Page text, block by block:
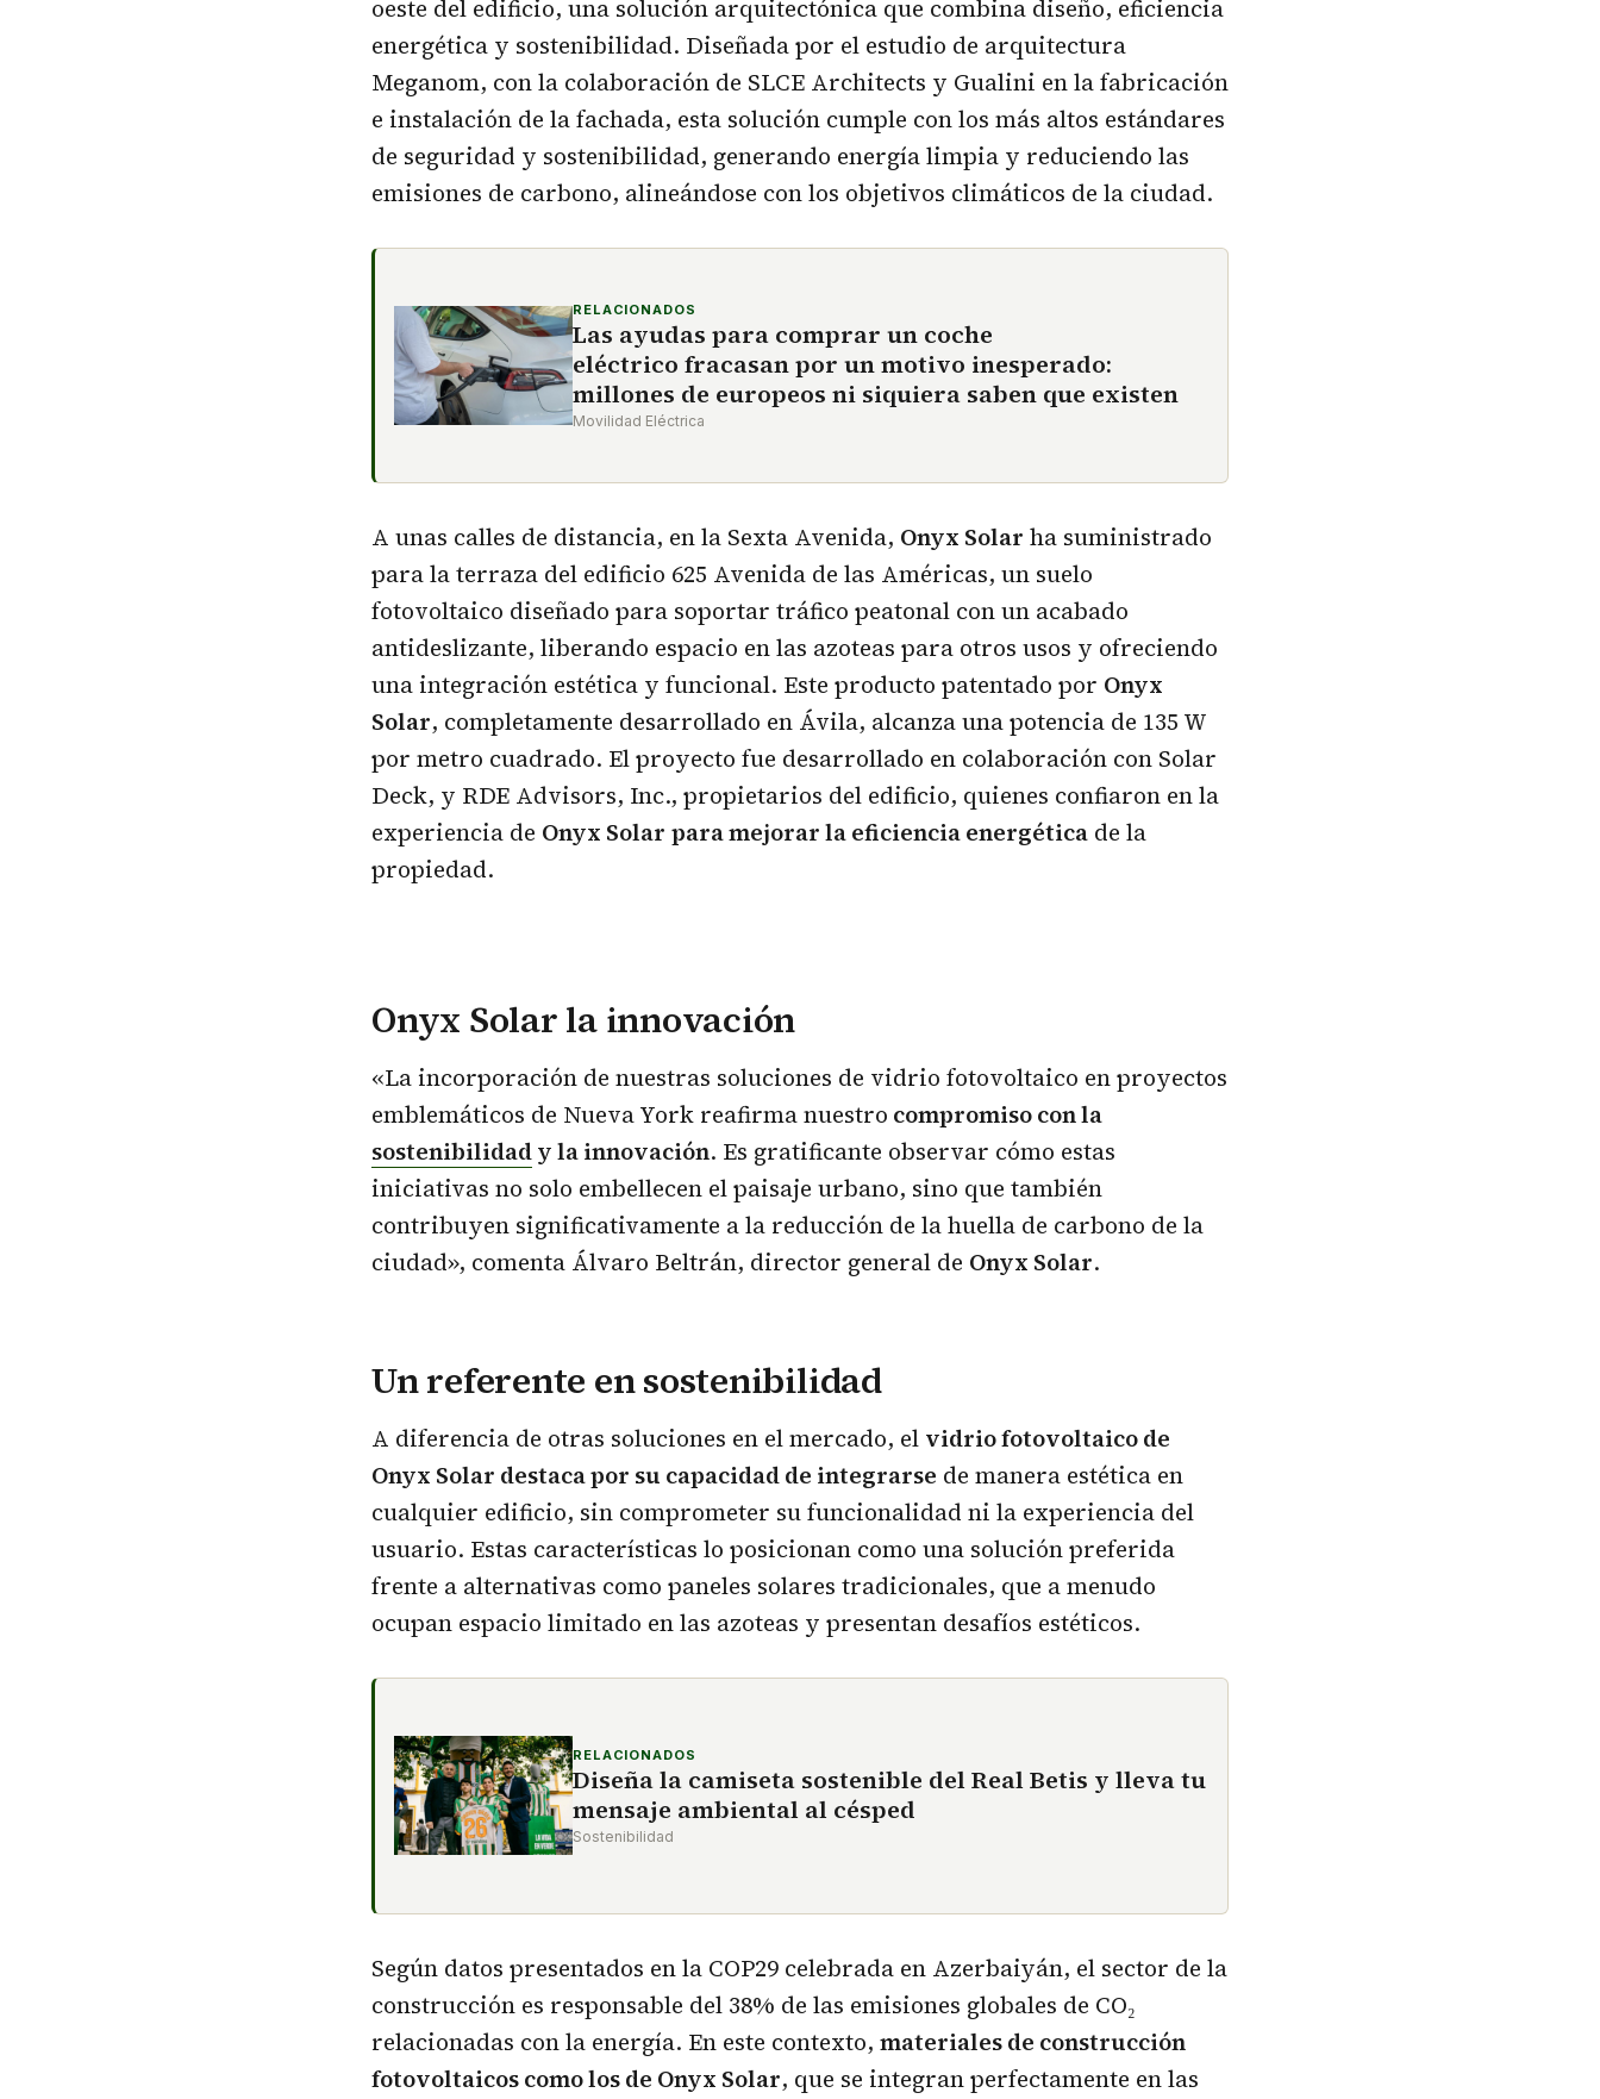
oeste del edificio, una solución arquitectónica que combina diseño, eficiencia
energética y sostenibilidad. Diseñada por el estudio de arquitectura
Meganom, con la colaboración de SLCE Architects y Gualini en la fabricación
e instalación de la fachada, esta solución cumple con los más altos estándares
de seguridad y sostenibilidad, generando energía limpia y reduciendo las
emisiones de carbono, alineándose con los objetivos climáticos de la ciudad.
RELACIONADOS
Las ayudas para comprar un coche
eléctrico fracasan por un motivo inesperado:
millones de europeos ni siquiera saben que existen
Movilidad Eléctrica
A unas calles de distancia, en la Sexta Avenida, Onyx Solar ha suministrado
para la terraza del edificio 625 Avenida de las Américas, un suelo
fotovoltaico diseñado para soportar tráfico peatonal con un acabado
antideslizante, liberando espacio en las azoteas para otros usos y ofreciendo
una integración estética y funcional. Este producto patentado por Onyx
Solar, completamente desarrollado en Ávila, alcanza una potencia de 135 W
por metro cuadrado. El proyecto fue desarrollado en colaboración con Solar
Deck, y RDE Advisors, Inc., propietarios del edificio, quienes confiaron en la
experiencia de Onyx Solar para mejorar la eficiencia energética de la
propiedad.
Onyx Solar la innovación
«La incorporación de nuestras soluciones de vidrio fotovoltaico en proyectos
emblemáticos de Nueva York reafirma nuestro compromiso con la
sostenibilidady la innovación. Es gratificante observar cómo estas
iniciativas no solo embellecen el paisaje urbano, sino que también
contribuyen significativamente a la reducción de la huella de carbono de la
ciudad», comenta Álvaro Beltrán, director general de Onyx Solar.
Un referente en sostenibilidad
A diferencia de otras soluciones en el mercado, el vidrio fotovoltaico de
Onyx Solar destaca por su capacidad de integrarse de manera estética en
cualquier edificio, sin comprometer su funcionalidad ni la experiencia del
usuario. Estas características lo posicionan como una solución preferida
frente a alternativas como paneles solares tradicionales, que a menudo
ocupan espacio limitado en las azoteas y presentan desafíos estéticos.
RELACIONADOS
Diseña la camiseta sostenible del Real Betis y lleva tu
mensaje ambiental al césped
Sostenibilidad
Según datos presentados en la COP29 celebrada en Azerbaiyán, el sector de la
construcción es responsable del 38% de las emisiones globales de CO₂
relacionadas con la energía. En este contexto, materiales de construcción
fotovoltaicos como los de Onyx Solar, que se integran perfectamente en las